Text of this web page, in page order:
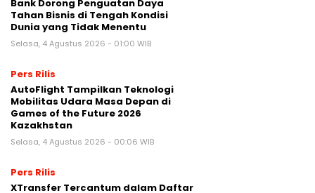
Bank Dorong Penguatan Daya
Tahan Bisnis di Tengah Kondisi
Dunia yang Tidak Menentu
Selasa, 4 Agustus 2026 - 01:00 WIB
Pers Rilis
AutoFlight Tampilkan Teknologi
Mobilitas Udara Masa Depan di
Games of the Future 2026
Kazakhstan
Selasa, 4 Agustus 2026 - 00:06 WIB
Pers Rilis
XTransfer Tercantum dalam Daftar